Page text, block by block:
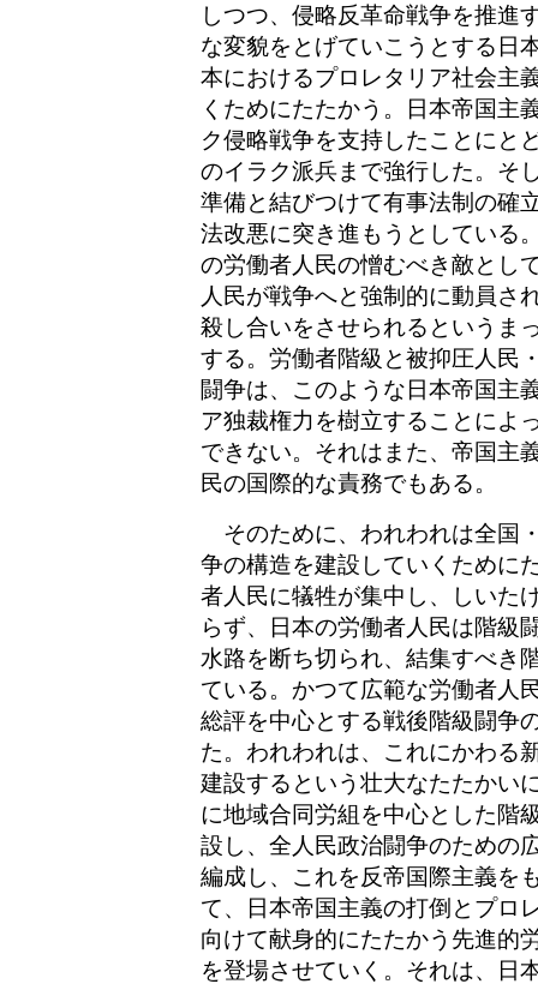
しつつ、侵略反革命戦争を推進
な変貌をとげていこうとする日
本におけるプロレタリア社会主
くためにたたかう。日本帝国主
ク侵略戦争を支持したことにと
のイラク派兵まで強行した。そ
準備と結びつけて有事法制の確
法改悪に突き進もうとしている
の労働者人民の憎むべき敵とし
人民が戦争へと強制的に動員さ
殺し合いをさせられるというま
する。労働者階級と被抑圧人民
闘争は、このような日本帝国主
ア独裁権力を樹立することによ
できない。それはまた、帝国主
民の国際的な責務でもある。
そのために、われわれは全国
争の構造を建設していくために
者人民に犠牲が集中し、しいた
らず、日本の労働者人民は階級
水路を断ち切られ、結集すべき
ている。かつて広範な労働者人
総評を中心とする戦後階級闘争
た。われわれは、これにかわる
建設するという壮大なたたかい
に地域合同労組を中心とした階
設し、全人民政治闘争のための
編成し、これを反帝国際主義を
て、日本帝国主義の打倒とプロ
向けて献身的にたたかう先進的
を登場させていく。それは、日